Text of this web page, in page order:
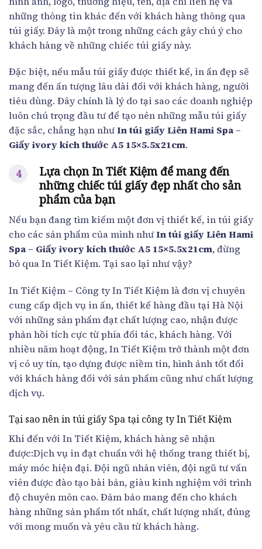
những thông tin khác đến với khách hàng thông qua
túi giấy. Đây là một trong những cách gây chú ý cho
khách hàng về những chiếc túi giấy này.
Đặc biệt, nếu mẫu túi giấy được thiết kế, in ấn đẹp sẽ
mang đến ấn tượng lâu dài đối với khách hàng, người
tiêu dùng. Đây chính là lý do tại sao các doanh nghiệp
luôn chú trọng đầu tư để tạo nên những mẫu túi giấy
đặc sắc, chẳng hạn nhưIn túi giấy Liên Hami Spa –
Giấy ivory kích thước A5 15×5.5x21cm.
Lựa chọn In Tiết Kiệm để mang đến
những chiếc túi giấy đẹp nhất cho sản
phẩm của bạn
Nếu bạn đang tìm kiếm một đơn vị thiết kế, in túi giấy
cho các sản phẩm của mình nhưIn túi giấy Liên Hami
Spa – Giấy ivory kích thước A5 15×5.5x21cm, đừng
bỏ qua In Tiết Kiệm. Tại sao lại như vậy?
In Tiết Kiệm – Công ty In Tiết Kiệm là đơn vị chuyên
cung cấp dịch vụ in ấn, thiết kế hàng đầu tại Hà Nội
với những sản phẩm đạt chất lượng cao, nhận được
phản hồi tích cực từ phía đối tác, khách hàng. Với
nhiều năm hoạt động, In Tiết Kiệm trở thành một đơn
vị có uy tín, tạo dựng được niềm tin, hình ảnh tốt đối
với khách hàng đối với sản phẩm cũng như chất lượng
dịch vụ.
Tại sao nên in túi giấy Spa tại công ty In Tiết Kiệm
Khi đến với In Tiết Kiệm, khách hàng sẽ nhận
được:Dịch vụ in đạt chuẩn với hệ thống trang thiết bị,
máy móc hiện đại. Đội ngũ nhân viên, đội ngũ tư vấn
viên được đào tạo bài bản, giàu kinh nghiệm với trình
độ chuyên môn cao. Đảm bảo mang đến cho khách
hàng những sản phẩm tốt nhất, chất lượng nhất, đúng
với mong muốn và yêu cầu từ khách hàng.